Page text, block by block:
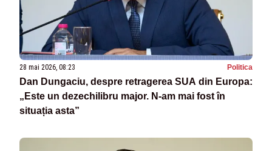
28 mai 2026, 08:23 Politica
Dan Dungaciu, despre retragerea SUA din Europa:
„Este un dezechilibru major. N-am mai fost în
situația asta”